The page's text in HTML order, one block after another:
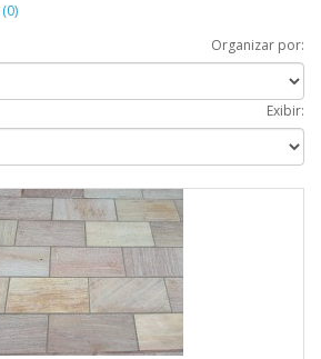
Organizar por:
Exibir: